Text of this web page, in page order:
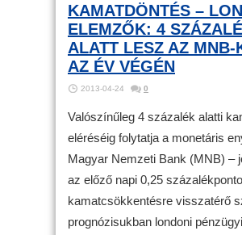
KAMATDÖNTÉS –
ELEMZŐK: 4
ALATT LESZ AZ MNB-
AZ ÉV VÉGÉN
2013-04-24 0
Valószínűleg 4 százalék alatti
eléréséig folytatja a monetáris
Magyar Nemzeti Bank (MNB) –
az előző napi 0,25
kamatcsökkentésre visszatérő
prognózisukban londoni pénzügyi